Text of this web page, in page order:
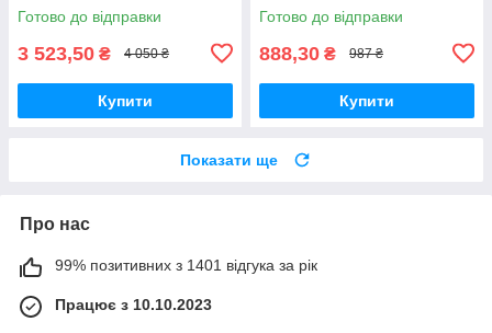
Готово до відправки
3 523,50 ₴ 4 050 ₴
Купити
Готово до відправки
888,30 ₴ 987 ₴
Купити
Показати ще
Про нас
99% позитивних з 1401 відгука за рік
Працює з 10.10.2023